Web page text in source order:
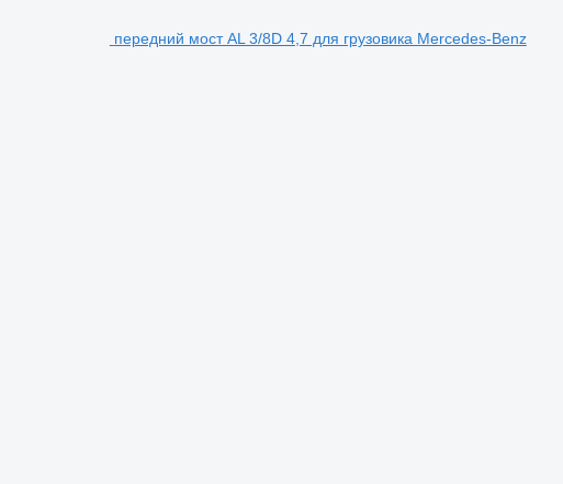
передний мост AL 3/8D 4,7 для грузовика Mercedes-Benz